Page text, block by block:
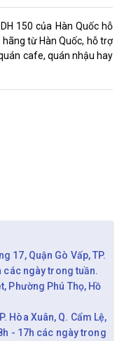
150 của Hàn Quốc hỗ
từ Hàn Quốc, hỗ trợ
cafe, quán nhậu hay
17, Quận Gò Vấp, TP.
các ngày trong tuần.
Phường Phú Thọ, Hồ
Hòa Xuân, Q. Cẩm Lệ,
- 17h các ngày trong